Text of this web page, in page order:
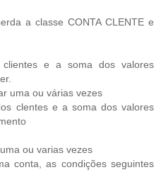
a classe CONTA CLENTE e
e a soma dos valores
uma ou várias vezes
clentes e a soma dos valores
ou varias vezes
conta, as condições seguintes